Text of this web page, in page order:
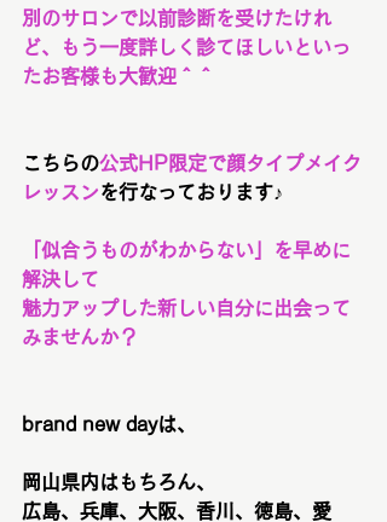
別のサロンで以前診断を受けたけれ
ど、もう一度詳しく診てほしいといっ
たお客様も大歓迎＾＾
こちらの公式HP限定で顔タイプメイク
レッスンを行なっております♪
「似合うものがわからない」を早めに
解決して
魅力アップした新しい自分に出会って
みませんか？
brand new dayは、
岡山県内はもちろん、
広島、兵庫、大阪、香川、徳島、愛